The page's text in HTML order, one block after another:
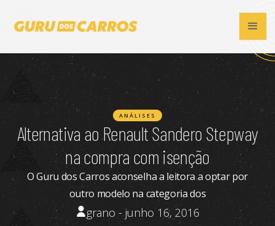
ANÁLISES
Alternativa ao Renault Sandero Stepway
na compra com isenção
O Guru dos Carros aconselha a leitora a optar por
outro modelo na categoria dos
grano - junho 16, 2016